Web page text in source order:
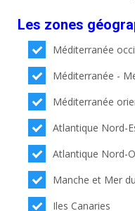
Les zones
Méditerranée
Méditerranée -
Méditerranée
Atlantique Nord-
Atlantique Nord-
Manche et Mer
Iles Canaries